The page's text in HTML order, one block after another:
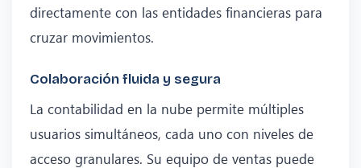
directamente con las entidades financieras para
cruzar movimientos.
Colaboración fluida y segura
La contabilidad en la nube permite múltiples
usuarios simultáneos, cada uno con niveles de
acceso granulares. Su equipo de ventas puede